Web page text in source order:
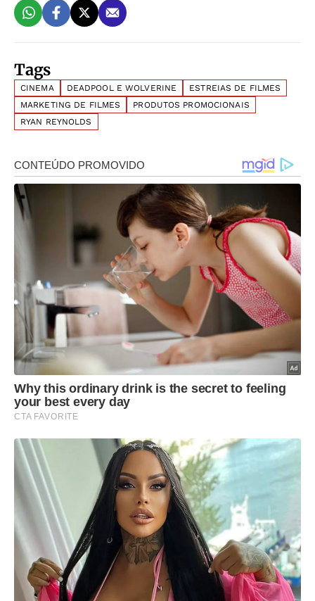
Tags
CINEMA DEADPOOL E WOLVERINE
ESTREIAS DE FILMES
MARKETING DE FILMES
PRODUTOS PROMOCIONAIS
RYAN REYNOLDS